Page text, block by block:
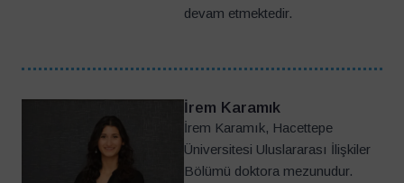
devam etmektedir.
İrem Karamık
İrem Karamık, Hacettepe
Üniversitesi Uluslararası İlişkiler
Bölümü doktora mezunudur.